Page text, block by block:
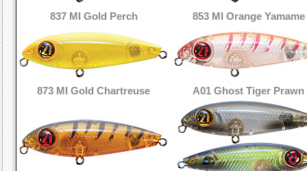
837 MI Gold Perch 853 MI Orange Yamame
873 MI Gold Chartreuse A01 Ghost Tiger Prawn